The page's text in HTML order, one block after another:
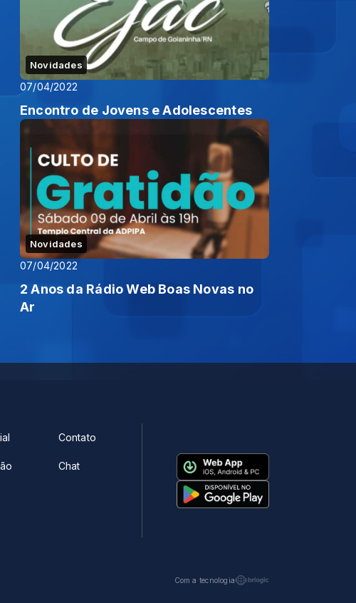
Novidades
07/04/2022
Encontro de Jovens e Adolescentes
Novidades
07/04/2022
2 Anos da Rádio Web Boas Novas no
Ar
Contato
Chat
Com a tecnologia